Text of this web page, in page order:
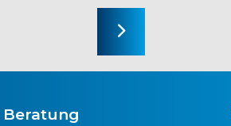
Beratung